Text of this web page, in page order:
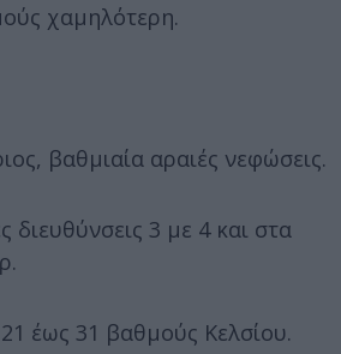
χαμηλότερη.
βαθμιαία αραιές νεφώσεις.
διευθύνσεις 3 με 4 και στα
έως 31 βαθμούς Κελσίου.